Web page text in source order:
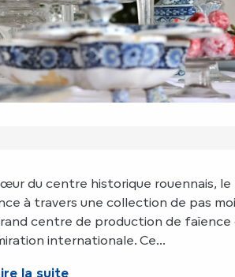
du centre historique rouennais, le
à travers une collection de pas
centre de production de
internationale. Ce...
la suite